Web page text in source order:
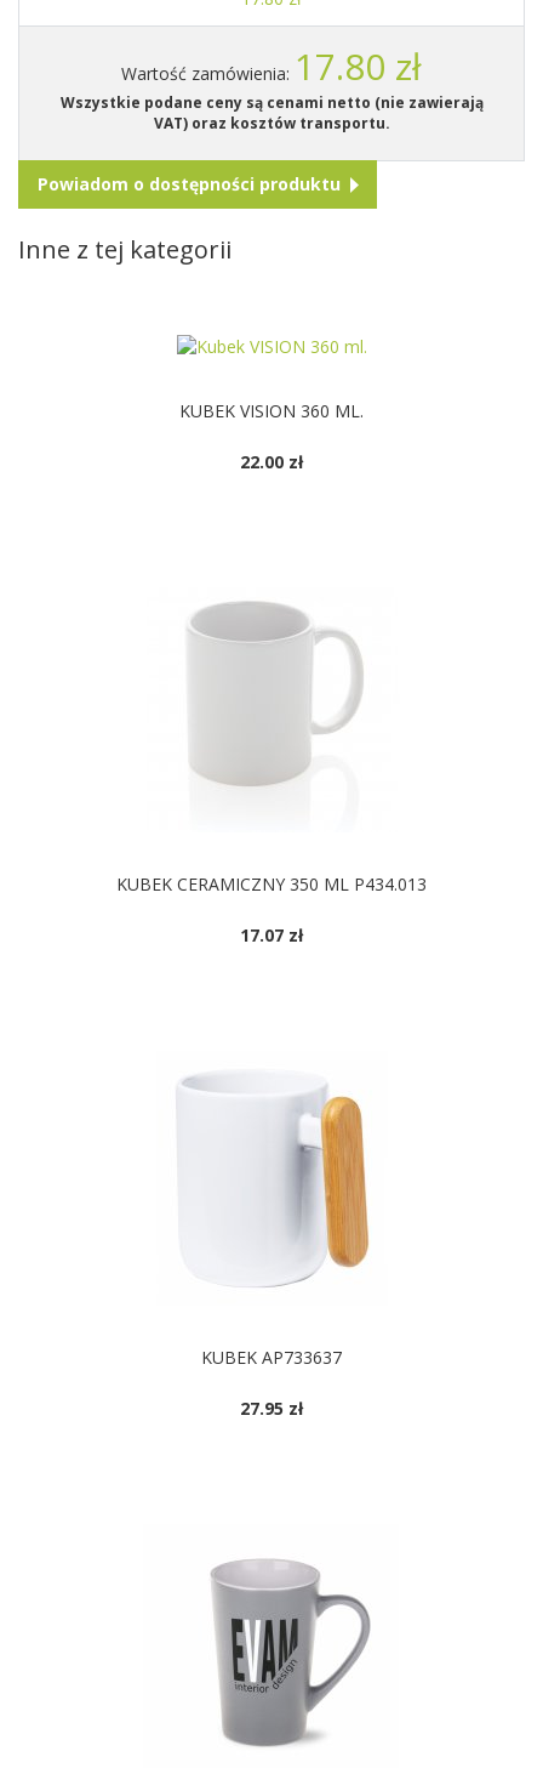
Wartość zamówienia: 17.80 zł
Wszystkie podane ceny są cenami netto (nie zawierają
VAT) oraz kosztów transportu.
Powiadom o dostępności produktu
Inne z tej kategorii
KUBEK VISION 360 ML.
22.00 zł
KUBEK CERAMICZNY 350 ML P434.013
17.07 zł
KUBEK AP733637
27.95 zł